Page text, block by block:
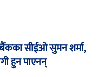
बैंकका सीईओ सुमन शर्मा,
हुन पाएनन्